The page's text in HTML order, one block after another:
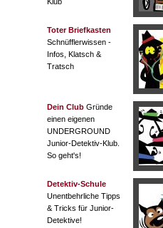
Toter Briefkasten
Schnüfflerwissen -
Infos, Klatsch &
Tratsch
Dein Club Gründe
einen eigenen
UNDERGROUND
Junior-Detektiv-Klub.
So geht's!
Detektiv-Schule
Unentbehrliche Tipps
& Tricks für Junior-
Detektive!